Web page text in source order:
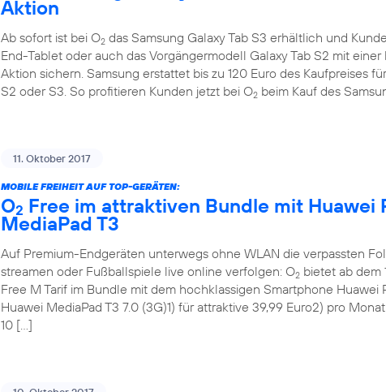
Aktion
Ab sofort ist bei O2 das Samsung Galaxy Tab S3 erhältlich und
End-Tablet oder auch das Vorgängermodell Galaxy Tab S2 mit
Aktion sichern. Samsung erstattet bis zu 120 Euro des Kaufpreises
S2 oder S3. So profitieren Kunden jetzt bei O2 beim Kauf des
11. Oktober 2017
MOBILE FREIHEIT AUF TOP-GERÄTEN:
O2 Free im attraktiven Bundle mit Huawei
MediaPad T3
Auf Premium-Endgeräten unterwegs ohne WLAN die verpassten
streamen oder Fußballspiele live online verfolgen: O2 bietet ab dem
Free M Tarif im Bundle mit dem hochklassigen Smartphone Huawei
Huawei MediaPad T3 7.0 (3G)1) für attraktive 39,99 Euro2) pro
10 […]